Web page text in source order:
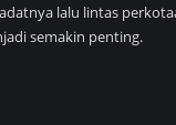
lalu lintas
semakin penting.